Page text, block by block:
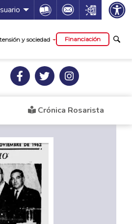
Icon Icon Icon
y sociedad Financiación
Crónica Rosarista